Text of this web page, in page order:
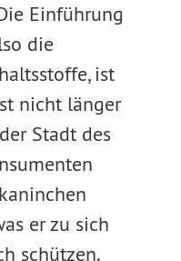
Einführung
die
ist
nicht länger
Stadt des
er zu sich
schützen.